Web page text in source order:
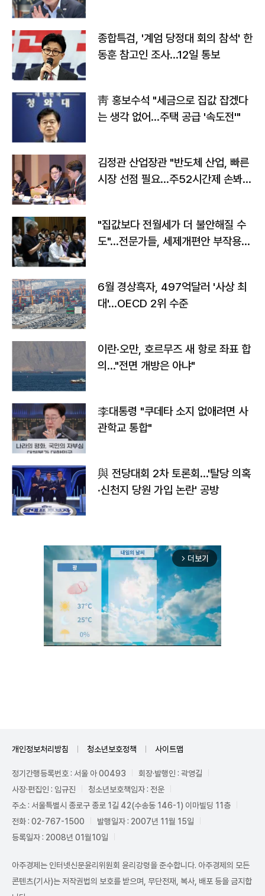
종합특검, '계엄 당정대 회의 참석' 한
동훈 참고인 조사...12일 통보
靑 홍보수석 "세금으로 집값 잡겠다
는 생각 없어…주택 공급 '속도전'"
김정관 산업장관 "반도체 산업, 빠른
시장 선점 필요…주52시간제 손봐
"집값보다 전월세가 더 불안해질 수
도"…전문가들, 세제개편안 부작용
6월 경상흑자, 497억달러 '사상 최
대'…OECD 2위 수준
이란·오만, 호르무즈 새 항로 좌표 합
의…"전면 개방은 아냐"
李대통령 "쿠데타 소지 없애려면 사
관학교 통합"
與 전당대회 2차 토론회…'탈당 의혹
·신천지 당원 가입 논란' 공방
arrow_forward_ios 더보기
개인정보처리방침 청소년보호정책 사이트맵
정기간행등록번호 : 서울 아 00493
회장·발행인 : 곽영길
사장·편집인 : 임규진
청소년보호책임자 : 전운
주소 : 서울특별시 종로구 종로 1길 42(수송동 146-1) 이마빌딩 11층
전화 : 02-767-1500
발행일자 : 2007년 11월 15일
등록일자 : 2008년 01월10일
아주경제는 인터넷신문윤리위원회 윤리강령을 준수합니다. 아주경제의 모든
콘텐츠(기사)는 저작권법의 보호를 받으며, 무단전재, 복사, 배포 등을 금지합